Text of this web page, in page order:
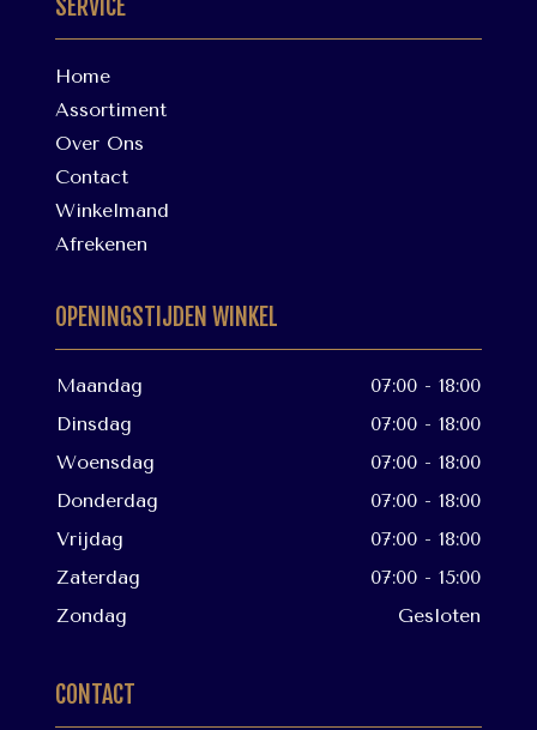
SERVICE
Home
Assortiment
Over Ons
Contact
Winkelmand
Afrekenen
OPENINGSTIJDEN WINKEL
Maandag
07:00 - 18:00
Dinsdag
07:00 - 18:00
Woensdag
07:00 - 18:00
Donderdag
07:00 - 18:00
Vrijdag
07:00 - 18:00
Zaterdag
07:00 - 15:00
Zondag
Gesloten
CONTACT